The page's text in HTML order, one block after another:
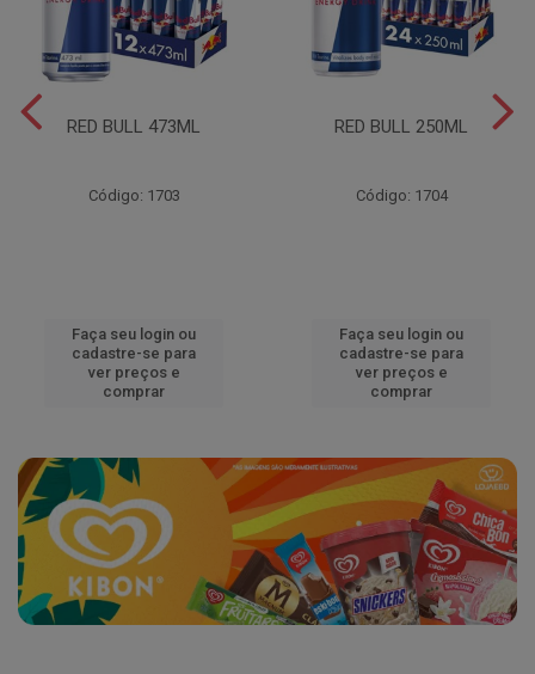
RED BULL 473ML
Código: 1703
Faça seu login ou
cadastre-se para
ver preços e
comprar
RED BULL 250ML
Código: 1704
Faça seu login ou
cadastre-se para
ver preços e
comprar